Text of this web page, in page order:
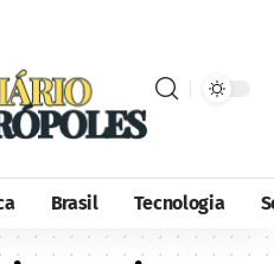
Brasil Tecnologia